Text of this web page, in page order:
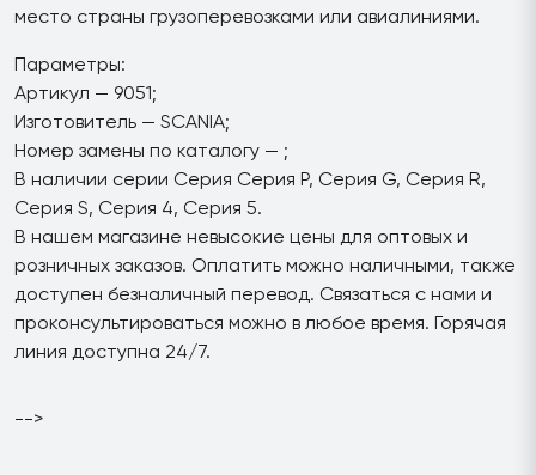
место страны грузоперевозками или авиалиниями.
Параметры:
Артикул — 9051;
Изготовитель — SCANIA;
Номер замены по каталогу — ;
В наличии серии Серия Серия P, Серия G, Серия R,
Серия S, Серия 4, Серия 5.
В нашем магазине невысокие цены для оптовых и
розничных заказов. Оплатить можно наличными, также
доступен безналичный перевод. Связаться с нами и
проконсультироваться можно в любое время. Горячая
линия доступна 24/7.
-->